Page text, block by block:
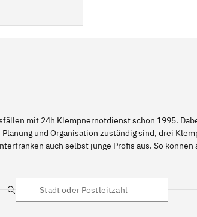
mit 24h Klempnernotdienst schon 1995.
und Organisation zuständig sind, drei
auch selbst junge Profis aus. So
Suche